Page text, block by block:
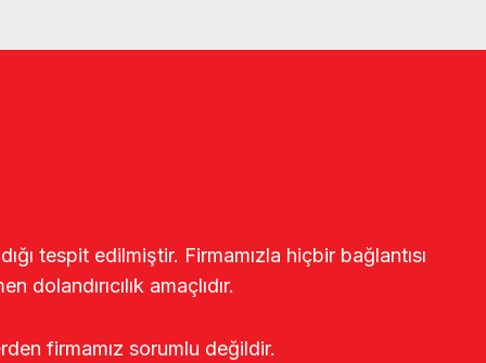
tespit edilmiştir. Firmamızla hiçbir bağlantısı
amaçlıdır.
firmamız sorumlu değildir.